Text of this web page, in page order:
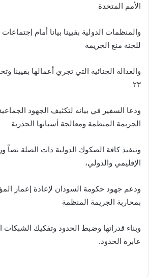
الأمم المتحدة
والمنظمات الدولية بفيينا بيانا أمام إجتماعات
للجنة منع الجريمة
والعدالة الجنائية التي تجري أعمالها بفيينا
٢٣
ودعا السفير في بيانه لتكثيف الجهود
الجريمة المنظمة ومعالجة أسبابها الجذرية
وتنفيذ كافة الصكوك الدولية ذات الصلة نصاً
الإقليمي والدولي،
ودعم جهود حكومة السودان لإعادة إعمار
بمحاربة الجريمة المنظمة
وبناء قدراتها وضبط الحدود وتفكيك الشبكات
عابرة الحدود.